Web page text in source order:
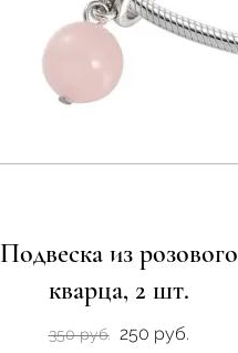
Подвеска из розового
кварца, 2 шт.
350 руб. 250 руб.